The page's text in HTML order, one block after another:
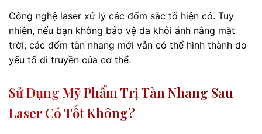
Công nghệ laser xử lý các đốm sắc tố hiện có. Tuy
nhiên, nếu bạn không bảo vệ da khỏi ánh nắng mặt
trời, các đốm tàn nhang mới vẫn có thể hình thành do
yếu tố di truyền của cơ thể.
Sử Dụng Mỹ Phẩm Trị Tàn Nhang Sau
Laser Có Tốt Không?